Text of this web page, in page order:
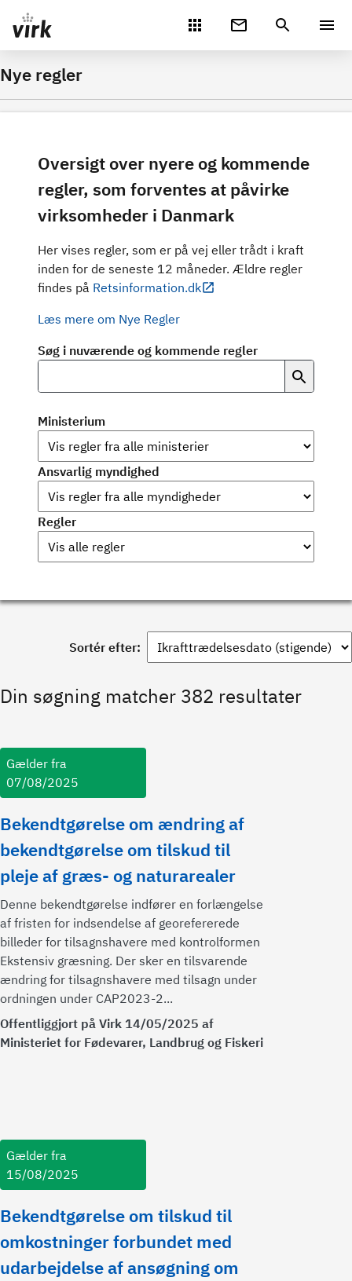
Gå direkte til indhold
Nye regler
Oversigt over nyere og kommende
regler, som forventes at påvirke
virksomheder i Danmark
Her vises regler, som er på vej eller trådt i kraft
inden for de seneste 12 måneder. Ældre regler
findes på Retsinformation.dk
Læs mere om Nye Regler
Søg i nuværende og kommende regler
Ministerium
Ansvarlig myndighed
Regler
Sortér efter:
Din søgning matcher 382 resultater
Gælder fra
07/08/2025
Bekendtgørelse om ændring af
bekendtgørelse om tilskud til
pleje af græs- og naturarealer
Denne bekendtgørelse indfører en forlængelse
af fristen for indsendelse af georefererede
billeder for tilsagnshavere med kontrolformen
Ekstensiv græsning. Der sker en tilsvarende
ændring for tilsagnshavere med tilsagn under
ordningen under CAP2023-2...
Offentliggjort på Virk 14/05/2025 af
Ministeriet for Fødevarer, Landbrug og Fiskeri
Gælder fra
15/08/2025
Bekendtgørelse om tilskud til
omkostninger forbundet med
udarbejdelse af ansøgning om